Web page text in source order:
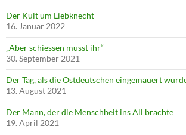
Der Kult um Liebknecht
16. Januar 2022
„Aber schiessen müsst ihr“
30. September 2021
Der Tag, als die Ostdeutschen eingemauert
13. August 2021
Der Mann, der die Menschheit ins All brachte
19. April 2021